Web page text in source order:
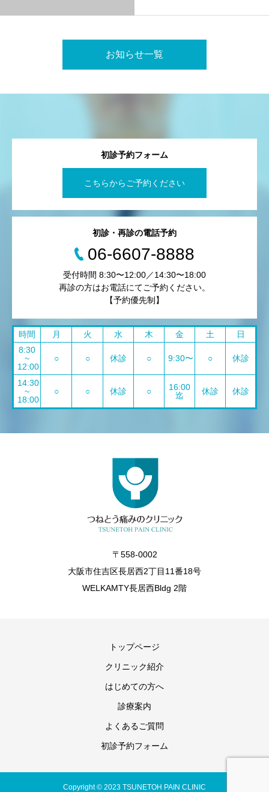
お知らせ一覧
初診予約フォーム
こちらからご予約ください
初診・再診の電話予約
06-6607-8888
受付時間 8:30〜12:00／14:30〜18:00
再診の方はお電話にてご予約ください。
【予約優先制】
時間 月 火 水 木 金 土
日
8:30
~
12:00
○ ○ 休診 ○ 9:30〜 ○ 休診
14:30
~
18:00
○ ○ 休診 ○
16:00
迄
休診 休診
〒558-0002
大阪市住吉区長居西2丁目11番18号
WELKAMTY長居西Bldg 2階
トップページ
クリニック紹介
はじめての方へ
診療案内
よくあるご質問
初診予約フォーム
Copyright © 2023 TSUNETOH PAIN CLINIC